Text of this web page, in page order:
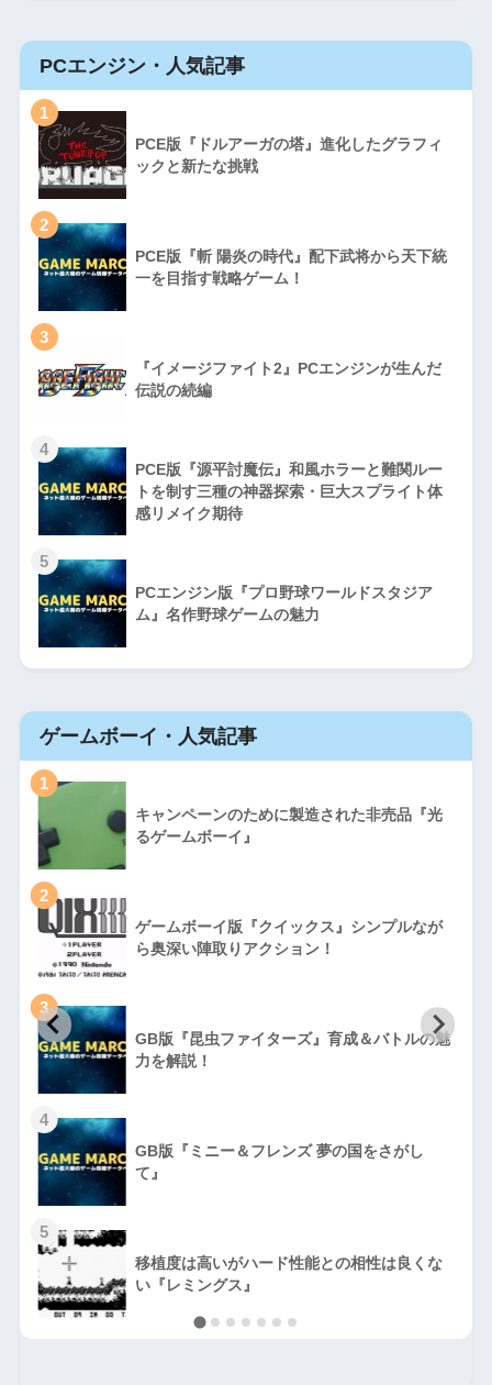
PCエンジン・人気記事
1
PCE版『ドルアーガの塔』進化したグラフィ
ックと新たな挑戦
2
PCE版『斬 陽炎の時代』配下武将から天下統
一を目指す戦略ゲーム！
3
『イメージファイト2』PCエンジンが生んだ
伝説の続編
4
PCE版『源平討魔伝』和風ホラーと難関ルー
トを制す三種の神器探索・巨大スプライト体
感リメイク期待
5
PCエンジン版『プロ野球ワールドスタジア
ム』名作野球ゲームの魅力
ゲームボーイ・人気記事
1
キャンペーンのために製造された非売品『光
るゲームボーイ』
2
ゲームボーイ版『クイックス』シンプルなが
ら奥深い陣取りアクション！
3
GB版『昆虫ファイターズ』育成＆バトルの魅
力を解説！
4
GB版『ミニー＆フレンズ 夢の国をさがし
て』
5
移植度は高いがハード性能との相性は良くな
い『レミングス』